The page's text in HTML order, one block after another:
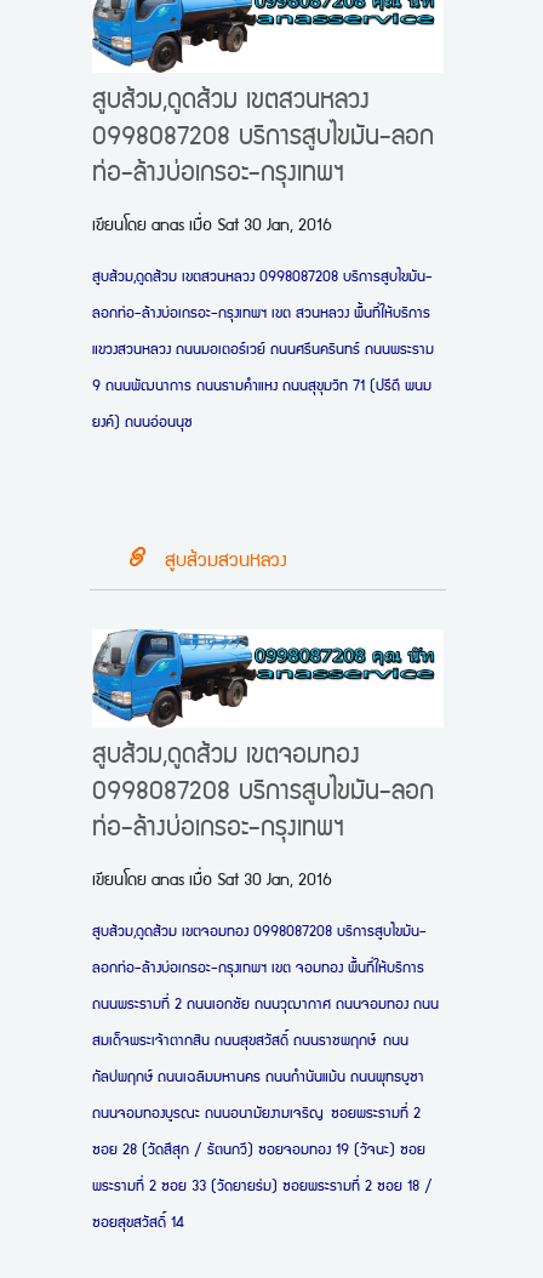
สูบส้วม,ดูดส้วม เขตสวนหลวง
0998087208 บริการสูบไขมัน-ลอก
ท่อ-ล้างบ่อเกรอะ-กรุงเทพฯ
เขียนโดย anas เมื่อ Sat 30 Jan, 2016
สูบส้วม,ดูดส้วม เขตสวนหลวง 0998087208 บริการสูบไขมัน-
ลอกท่อ-ล้างบ่อเกรอะ-กรุงเทพฯ เขต สวนหลวง พื้นที่ให้บริการ
แขวงสวนหลวง ถนนมอเตอร์เวย์ ถนนศรีนครินทร์ ถนนพระราม
9 ถนนพัฒนาการ ถนนรามคำแหง ถนนสุขุมวิท 71 (ปรีดี พนม
ยงค์) ถนนอ่อนนุช
สูบส้วมสวนหลวง
สูบส้วม,ดูดส้วม เขตจอมทอง
0998087208 บริการสูบไขมัน-ลอก
ท่อ-ล้างบ่อเกรอะ-กรุงเทพฯ
เขียนโดย anas เมื่อ Sat 30 Jan, 2016
สูบส้วม,ดูดส้วม เขตจอมทอง 0998087208 บริการสูบไขมัน-
ลอกท่อ-ล้างบ่อเกรอะ-กรุงเทพฯ เขต จอมทอง พื้นที่ให้บริการ
ถนนพระรามที่ 2 ถนนเอกชัย ถนนวุฒากาศ ถนนจอมทอง ถนน
สมเด็จพระเจ้าตากสิน ถนนสุขสวัสดิ์ ถนนราชพฤกษ์ ถนน
กัลปพฤกษ์ ถนนเฉลิมมหานคร ถนนกำนันแม้น ถนนพุทธบูชา
ถนนจอมทองบูรณะ ถนนอนามัยงามเจริญ ซอยพระรามที่ 2
ซอย 28 (วัดสีสุก / รัตนกวี) ซอยจอมทอง 19 (วัจนะ) ซอย
พระรามที่ 2 ซอย 33 (วัดยายร่ม) ซอยพระรามที่ 2 ซอย 18 /
ซอยสุขสวัสดิ์ 14